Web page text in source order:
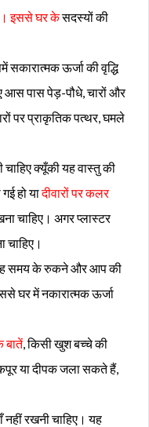
इससे घर केसदस्यों की
सकारात्मक ऊर्जा की वृद्धि
आस पास पेड़-पौधे, चारों और
पर प्राकृतिक पत्थर, घमले
चाहिए क्यूँकी यह वास्तु की
हो यादीवारों पर कलर
चाहिए। अगर प्लास्टर
चाहिए।
समय के रुकने और आप की
घर में नकारात्मक ऊर्जा
बातें, किसी खुश बच्चे की
या दीपक जला सकते हैं,
नहीं रखनी चाहिए। यह